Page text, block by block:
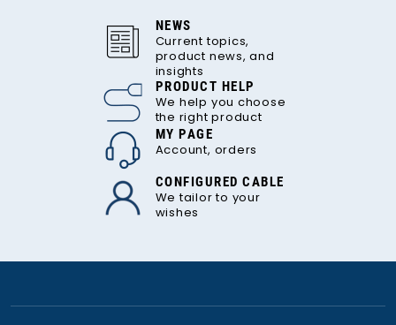
NEWS
Current topics,
product news, and
insights
PRODUCT HELP
We help you choose
the right product
MY PAGE
Account, orders
CONFIGURED CABLE
We tailor to your
wishes